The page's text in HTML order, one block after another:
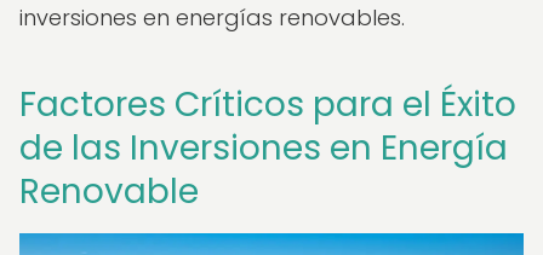
inversiones en energías renovables.
Factores Críticos para el Éxito
de las Inversiones en Energía
Renovable